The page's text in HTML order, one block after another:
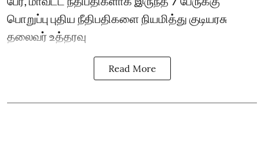
பொறுப்பு புதிய நீதிபதிகளை நியமித்து குடியரசு
தலைவர் உத்தரவு
Read More